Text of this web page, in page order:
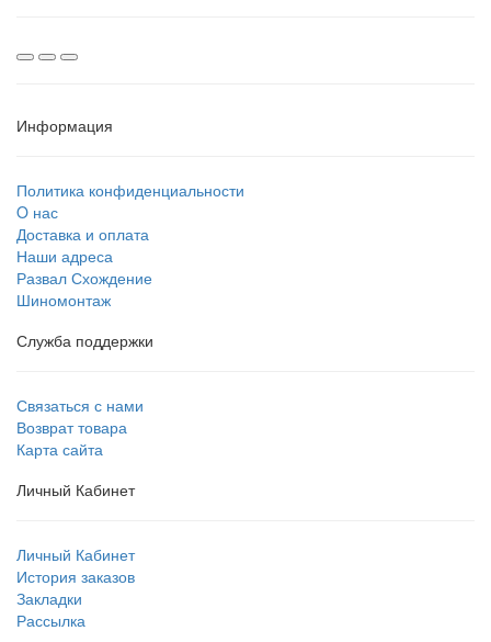
Информация
Политика конфиденциальности
O нас
Доставка и оплата
Наши адреса
Развал Схождение
Шиномонтаж
Служба поддержки
Связаться с нами
Возврат товара
Карта сайта
Личный Кабинет
Личный Кабинет
История заказов
Закладки
Рассылка